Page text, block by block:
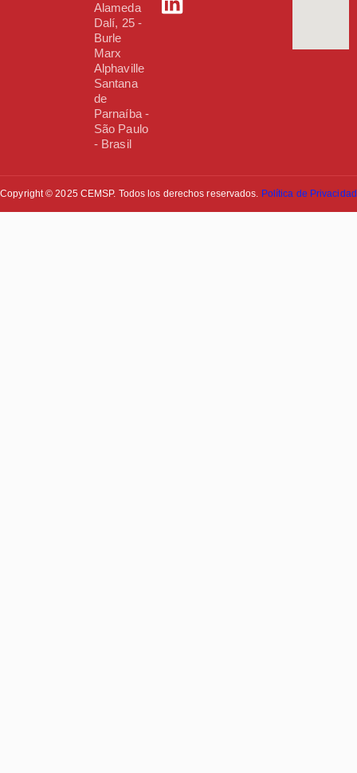
Alameda
Dalí, 25 -
Burle
Marx
Alphaville
Santana
de
Parnaíba -
São Paulo
- Brasil
Copyright © 2025 CEMSP. Todos los derechos reservados. Política de Privacidad